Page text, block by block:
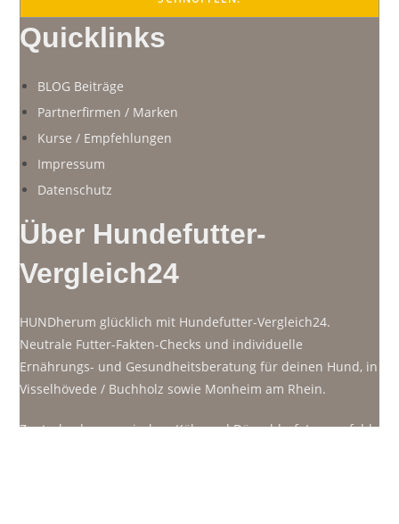
Quicklinks
BLOG Beiträge
Partnerfirmen / Marken
Kurse / Empfehlungen
Impressum
Datenschutz
Über Hundefutter-
Vergleich24
HUNDherum glücklich mit Hundefutter-Vergleich24.
Neutrale Futter-Fakten-Checks und individuelle
Ernährungs- und Gesundheitsberatung für deinen Hund, in
Visselhövede / Buchholz sowie Monheim am Rhein.
Zentral gelegen zwischen Köln und Düsseldorf: Langenfeld,